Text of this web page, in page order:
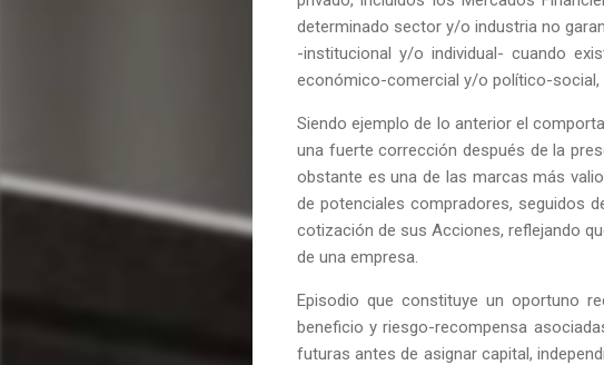
determinado sector y/o industria no
-institucional y/o individual- cuando
económico-comercial y/o político-social,
Siendo ejemplo de lo anterior el
una fuerte corrección después de la
obstante es una de las marcas más
de potenciales compradores, seguidos
cotización de sus Acciones, reflejando
de una empresa.
Episodio que constituye un oportuno
beneficio y riesgo-recompensa
futuras antes de asignar capital,